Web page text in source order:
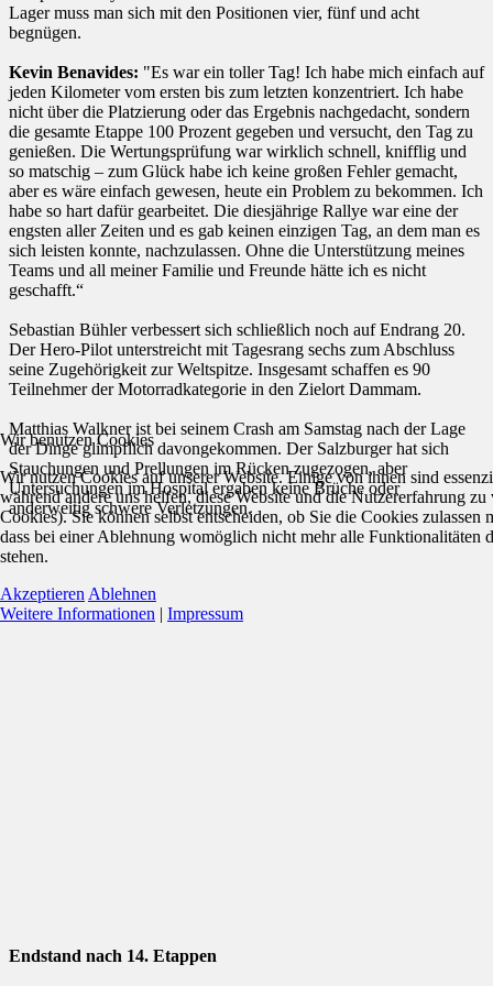
Lager muss man sich mit den Positionen vier, fünf und acht
begnügen.
Kevin Benavides: "Es war ein toller Tag! Ich habe mich einfach auf
jeden Kilometer vom ersten bis zum letzten konzentriert. Ich habe
nicht über die Platzierung oder das Ergebnis nachgedacht, sondern
die gesamte Etappe 100 Prozent gegeben und versucht, den Tag zu
genießen. Die Wertungsprüfung war wirklich schnell, knifflig und
so matschig – zum Glück habe ich keine großen Fehler gemacht,
aber es wäre einfach gewesen, heute ein Problem zu bekommen. Ich
habe so hart dafür gearbeitet. Die diesjährige Rallye war eine der
engsten aller Zeiten und es gab keinen einzigen Tag, an dem man es
sich leisten konnte, nachzulassen. Ohne die Unterstützung meines
Teams und all meiner Familie und Freunde hätte ich es nicht
geschafft.“
Sebastian Bühler verbessert sich schließlich noch auf Endrang 20.
Der Hero-Pilot unterstreicht mit Tagesrang sechs zum Abschluss
seine Zugehörigkeit zur Weltspitze. Insgesamt schaffen es 90
Teilnehmer der Motorradkategorie in den Zielort Dammam.
Matthias Walkner ist bei seinem Crash am Samstag nach der Lage
der Dinge glimpflich davongekommen. Der Salzburger hat sich
Stauchungen und Prellungen im Rücken zugezogen, aber
Untersuchungen im Hospital ergaben keine Brüche oder
anderweitig schwere Verletzungen.
Endstand nach 14. Etappen
Wir benutzen Cookies
Wir nutzen Cookies auf unserer Website. Einige von ihnen sind
während andere uns helfen, diese Website und die Nutzererfahrung zu
Cookies). Sie können selbst entscheiden, ob Sie die Cookies zulassen
dass bei einer Ablehnung womöglich nicht mehr alle Funktionalitäten
stehen.
Akzeptieren Ablehnen
Weitere Informationen | Impressum